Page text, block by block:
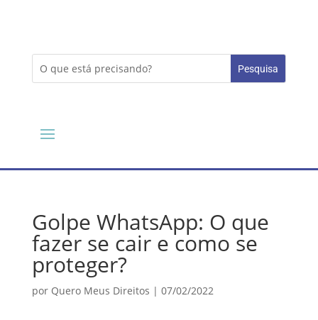
Golpe WhatsApp: O que
fazer se cair e como se
proteger?
por Quero Meus Direitos | 07/02/2022